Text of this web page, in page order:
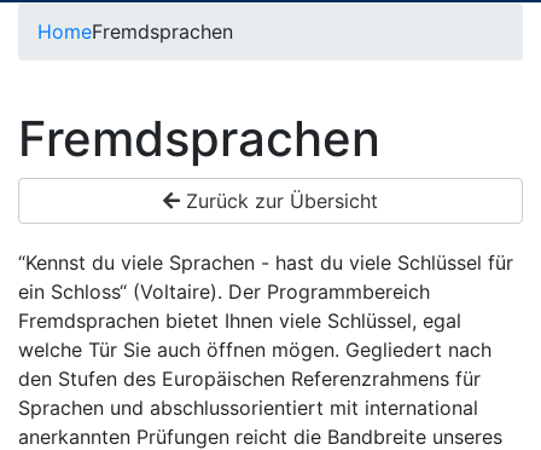
HomeFremdsprachen
Fremdsprachen
Zurück zur Übersicht
“Kennst du viele Sprachen - hast du viele Schlüssel für
ein Schloss“ (Voltaire). Der Programmbereich
Fremdsprachen bietet Ihnen viele Schlüssel, egal
welche Tür Sie auch öffnen mögen. Gegliedert nach
den Stufen des Europäischen Referenzrahmens für
Sprachen und abschlussorientiert mit international
anerkannten Prüfungen reicht die Bandbreite unseres